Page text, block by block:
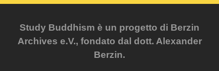
Study Buddhism è un progetto di Berzin
Archives e.V., fondato dal dott. Alexander
Berzin.